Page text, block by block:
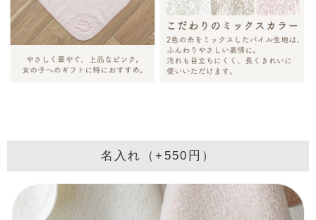
名入れ（+550円）